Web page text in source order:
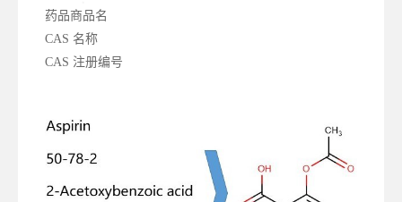
药品商品名
CAS 名称
CAS 注册编号